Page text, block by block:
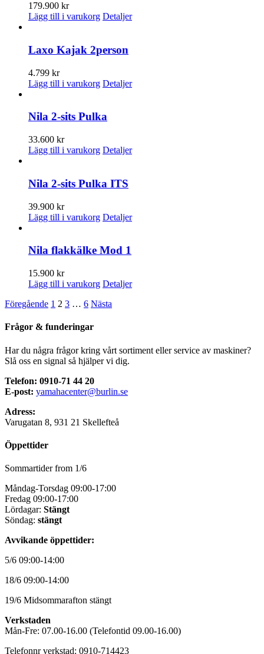
179.900 kr
Lägg till i varukorg Detaljer
Laxo Kajak 2person
4.799 kr
Lägg till i varukorg Detaljer
Nila 2-sits Pulka
33.600 kr
Lägg till i varukorg Detaljer
Nila 2-sits Pulka ITS
39.900 kr
Lägg till i varukorg Detaljer
Nila flakkälke Mod 1
15.900 kr
Lägg till i varukorg Detaljer
Föregående 1 2 3 … 6 Nästa
Frågor & funderingar
Har du några frågor kring vårt sortiment eller service av maskiner?
Slå oss en signal så hjälper vi dig.
Telefon: 0910-71 44 20
E-post: yamahacenter@burlin.se
Adress:
Varugatan 8, 931 21 Skellefteå
Öppettider
Sommartider from 1/6
Måndag-Torsdag 09:00-17:00
Fredag 09:00-17:00
Lördagar: Stängt
Söndag: stängt
Avvikande öppettider:
5/6 09:00-14:00
18/6 09:00-14:00
19/6 Midsommarafton stängt
Verkstaden
Mån-Fre: 07.00-16.00 (Telefontid 09.00-16.00)
Telefonnr verkstad: 0910-714423